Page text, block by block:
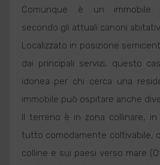
Comunque è un immobile
secondo gli attuali canoni
Localizzato in posizione
dai principali servizi, questo
idonea per chi cerca una
immobile può ospitare anche
Il terreno è in zona collinare,
tutto comodamente coltivabile,
colline e sui paesi verso mare